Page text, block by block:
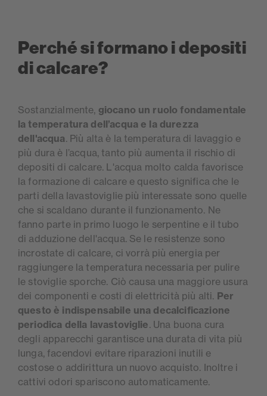
Perché si formano i depositi
di calcare?
Sostanzialmente, giocano un ruolo fondamentale
la temperatura dell’acqua e la durezza
dell'acqua. Più alta è la temperatura di lavaggio e
più dura è l’acqua, tanto più aumenta il rischio di
depositi di calcare. L'acqua molto calda favorisce
la formazione di calcare e questo significa che le
parti della lavastoviglie più interessate sono quelle
che si scaldano durante il funzionamento. Ne
fanno parte in primo luogo le serpentine e il tubo
di adduzione dell'acqua. Se le resistenze sono
incrostate di calcare, ci vorrà più energia per
raggiungere la temperatura necessaria per pulire
le stoviglie sporche. Ciò causa una maggiore usura
dei componenti e costi di elettricità più alti. Per
questo è indispensabile una decalcificazione
periodica della lavastoviglie. Una buona cura
degli apparecchi garantisce una durata di vita più
lunga, facendovi evitare riparazioni inutili e
costose o addirittura un nuovo acquisto. Inoltre i
cattivi odori spariscono automaticamente.